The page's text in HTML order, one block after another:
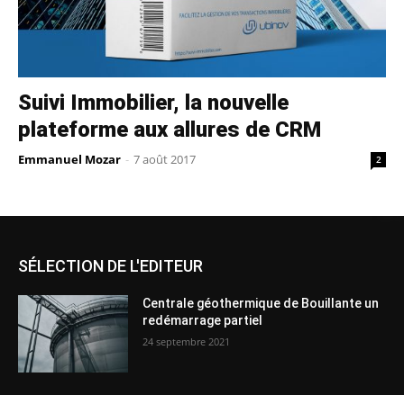
Suivi Immobilier, la nouvelle
plateforme aux allures de CRM
Emmanuel Mozar - 7 août 2017 2
SÉLECTION DE L'EDITEUR
Centrale géothermique de Bouillante un
redémarrage partiel
24 septembre 2021